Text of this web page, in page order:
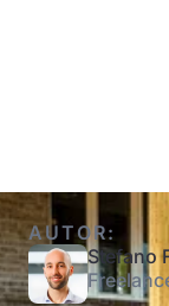
AUTOR:
Stefano